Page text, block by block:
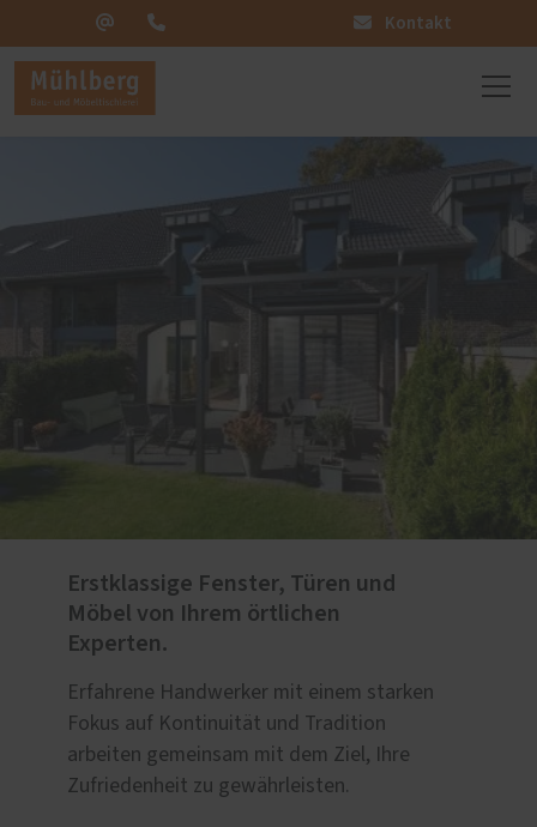
Kontakt
Erstklassige Fenster, Türen und
Möbel von Ihrem örtlichen
Experten.
Erfahrene Handwerker mit einem starken
Fokus auf Kontinuität und Tradition
arbeiten gemeinsam mit dem Ziel, Ihre
Zufriedenheit zu gewährleisten.